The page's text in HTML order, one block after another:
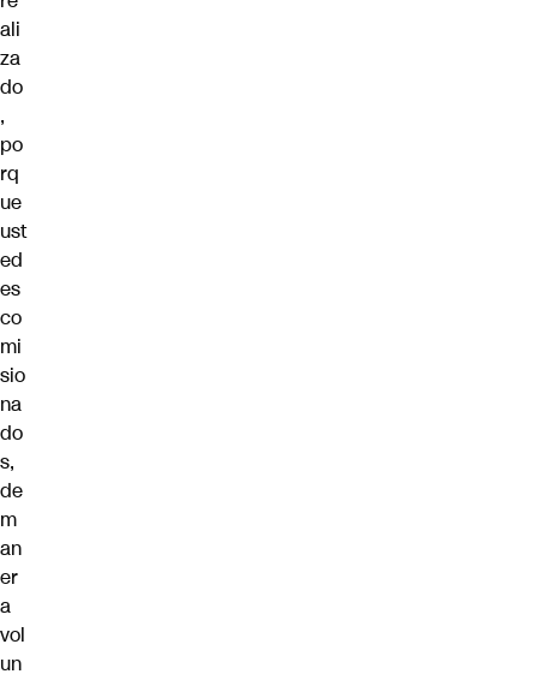
ali
za
do
,
po
rq
ue
ust
ed
es
co
mi
sio
na
do
s,
de
m
an
er
a
vol
un